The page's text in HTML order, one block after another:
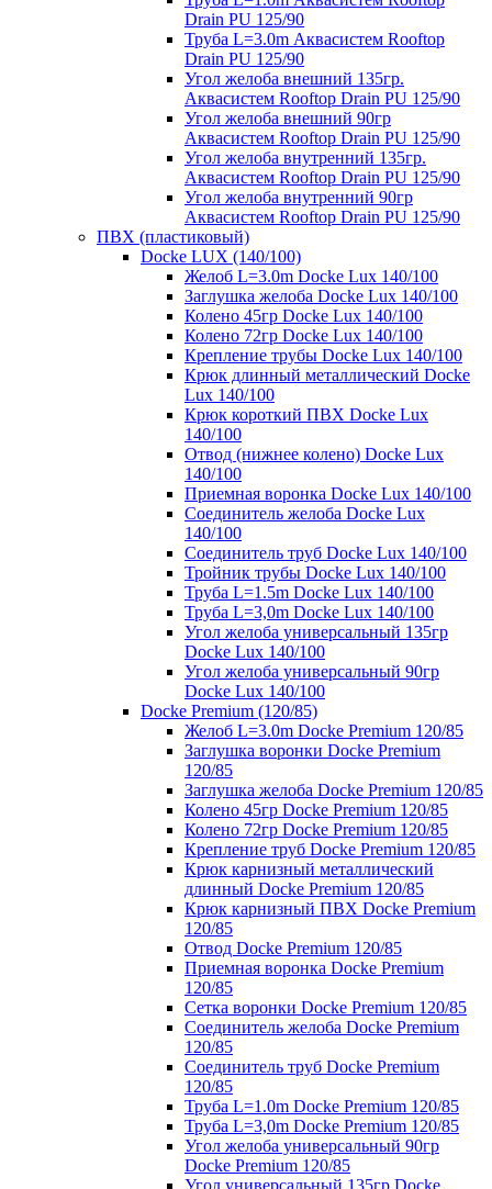
Drain PU 125/90
Труба L=3.0m Аквасистем Rooftop
Drain PU 125/90
Угол желоба внешний 135гр.
Аквасистем Rooftop Drain PU 125/90
Угол желоба внешний 90гр
Аквасистем Rooftop Drain PU 125/90
Угол желоба внутренний 135гр.
Аквасистем Rooftop Drain PU 125/90
Угол желоба внутренний 90гр
Аквасистем Rooftop Drain PU 125/90
ПВХ (пластиковый)
Docke LUX (140/100)
Желоб L=3.0m Docke Lux 140/100
Заглушка желоба Docke Lux 140/100
Колено 45гр Docke Lux 140/100
Колено 72гр Docke Lux 140/100
Крепление трубы Docke Lux 140/100
Крюк длинный металлический Docke
Lux 140/100
Крюк короткий ПВХ Docke Lux
140/100
Отвод (нижнее колено) Docke Lux
140/100
Приемная воронка Docke Lux 140/100
Соединитель желоба Docke Lux
140/100
Соединитель труб Docke Lux 140/100
Тройник трубы Docke Lux 140/100
Труба L=1.5m Docke Lux 140/100
Труба L=3,0m Docke Lux 140/100
Угол желоба универсальный 135гр
Docke Lux 140/100
Угол желоба универсальный 90гр
Docke Lux 140/100
Docke Premium (120/85)
Желоб L=3.0m Docke Premium 120/85
Заглушка воронки Docke Premium
120/85
Заглушка желоба Docke Premium 120/85
Колено 45гр Docke Premium 120/85
Колено 72гр Docke Premium 120/85
Крепление труб Docke Premium 120/85
Крюк карнизный металлический
длинный Docke Premium 120/85
Крюк карнизный ПВХ Docke Premium
120/85
Отвод Docke Premium 120/85
Приемная воронка Docke Premium
120/85
Сетка воронки Docke Premium 120/85
Соединитель желоба Docke Premium
120/85
Соединитель труб Docke Premium
120/85
Труба L=1.0m Docke Premium 120/85
Труба L=3,0m Docke Premium 120/85
Угол желоба универсальный 90гр
Docke Premium 120/85
Угол универсальный 135гр Docke